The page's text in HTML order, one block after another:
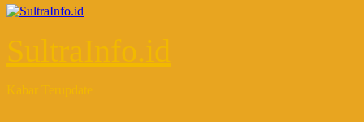
SultraInfo.id
Kabar Terupdate